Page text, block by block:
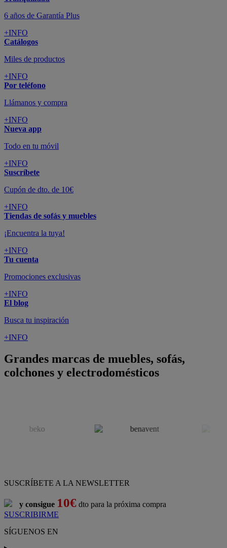
6 años de Garantía Plus
+INFO
Catálogos
Miles de productos
+INFO
Por teléfono
Llámanos y compra
+INFO
Nueva app
Todo en tu móvil
+INFO
Suscríbete
Cupón de dto. de 10€
+INFO
Tiendas de sofás y muebles
¡Encuentra la tuya!
+INFO
Tu cuenta
Promociones exclusivas
+INFO
El blog
Busca tu inspiración
+INFO
Grandes marcas de muebles, sofás,
colchones y electrodomésticos
SUSCRÍBETE A LA NEWSLETTER
y consigue 10€ dto para la próxima compra
SUSCRIBIRME
SÍGUENOS EN